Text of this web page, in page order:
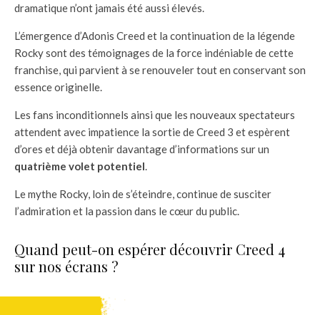
dramatique n’ont jamais été aussi élevés.
L’émergence d’Adonis Creed et la continuation de la légende
Rocky sont des témoignages de la force indéniable de cette
franchise, qui parvient à se renouveler tout en conservant son
essence originelle.
Les fans inconditionnels ainsi que les nouveaux spectateurs
attendent avec impatience la sortie de Creed 3 et espèrent
d’ores et déjà obtenir davantage d’informations sur un
quatrième volet potentiel.
Le mythe Rocky, loin de s’éteindre, continue de susciter
l’admiration et la passion dans le cœur du public.
Quand peut-on espérer découvrir Creed 4
sur nos écrans ?